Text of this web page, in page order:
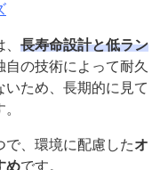
長寿命設計と低ラン
の技術によって耐久
ため、長期的に見て
で、環境に配慮したオ
めです。